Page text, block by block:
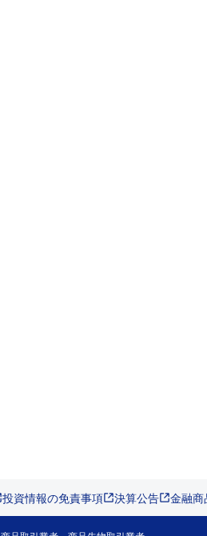
投資情報の免責事項 決算公告 金融